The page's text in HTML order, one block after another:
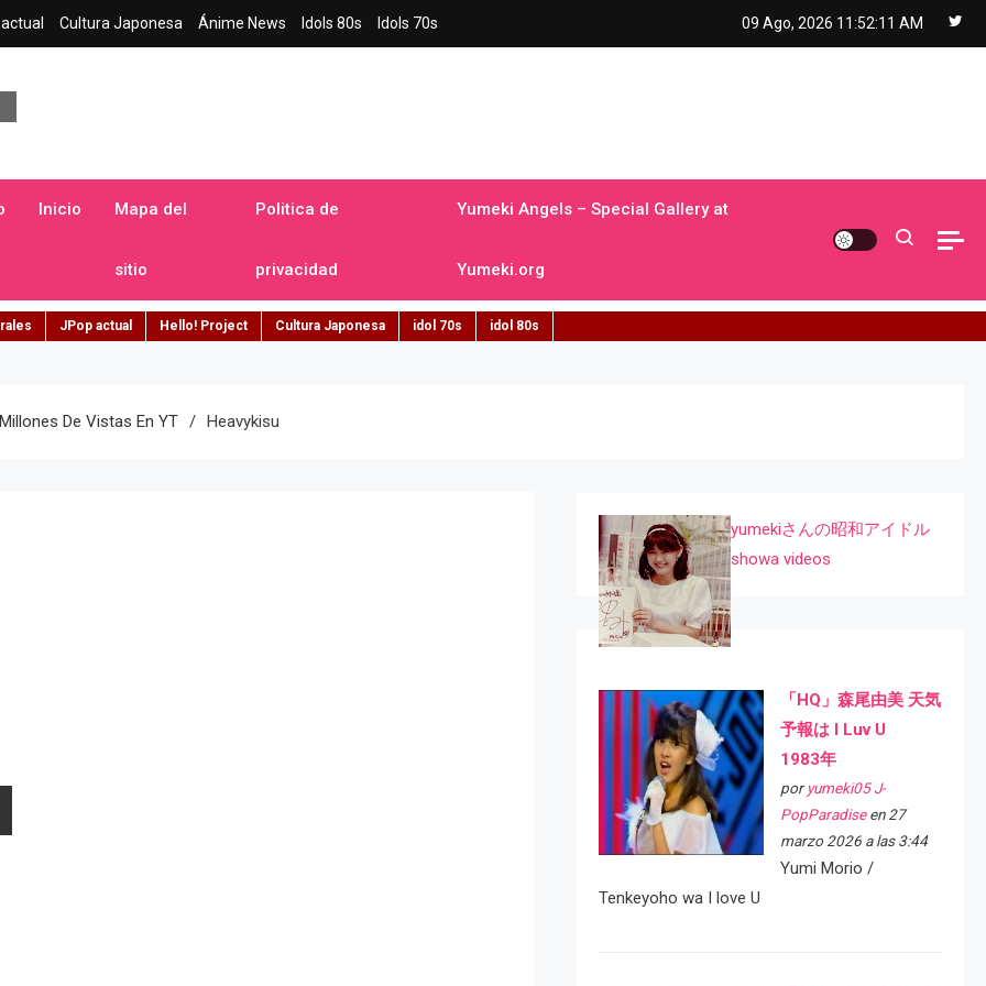
Cultura Japonesa Ánime News Idols 80s Idols 70s 09 Ago, 2026 11:52:12 AM
Inicio Mapa del
sitio
Politica de
privacidad
Yumeki Angels – Special Gallery at
Yumeki.org
JPop actual Hello! Project Cultura Japonesa idol 70s idol 80s
De Vistas En YT Heavykisu
yumekiさんの昭和アイドル
showa videos
「HQ」森尾由美 天気
予報は I Luv U
1983年
por yumeki05 J-
PopParadiseen 27
marzo 2026 a las 3:44
Yumi Morio /
Tenkeyoho wa I love U